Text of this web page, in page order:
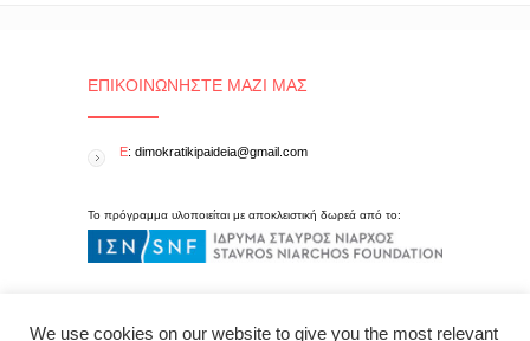
ΕΠΙΚΟΙΝΩΝΉΣΤΕ ΜΑΖΊ ΜΑΣ
E: dimokratikipaideia@gmail.com
Το πρόγραμμα υλοποιείται με αποκλειστική δωρεά από το:
We use cookies on our website to give you the most relevant